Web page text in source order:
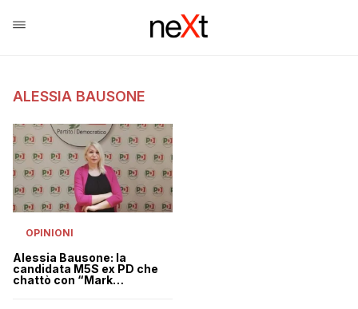
ALESSIA BAUSONE
OPINIONI
Alessia Bausone: la
candidata M5S ex PD che
chattò con “Mark